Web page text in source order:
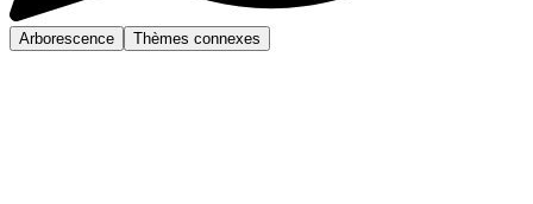
Arborescence Thèmes connexes